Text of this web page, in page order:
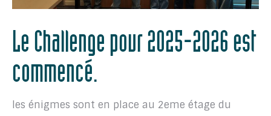
Le Challenge pour 2025-2026 est
commencé.
les énigmes sont en place au 2eme étage du